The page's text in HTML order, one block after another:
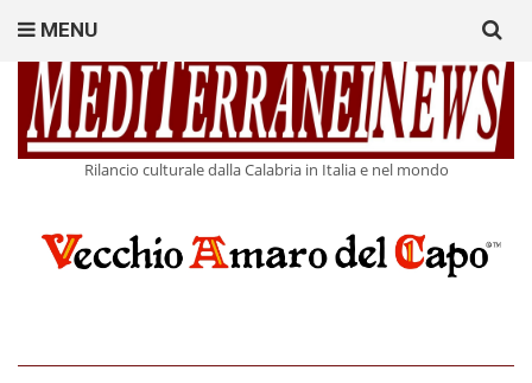
Rilancio culturale dalla Calabria in Italia e nel mondo
MENU
for: